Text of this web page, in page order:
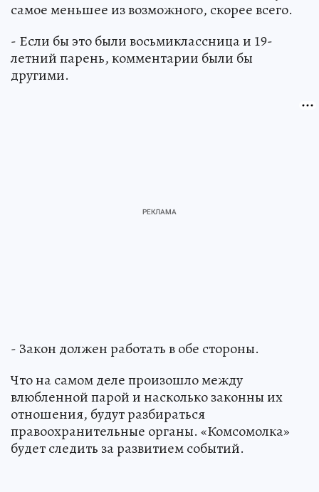
самое меньшее из возможного, скорее всего.
- Если бы это были восьмиклассница и 19-
летний парень, комментарии были бы
другими.
- Закон должен работать в обе стороны.
Что на самом деле произошло между
влюбленной парой и насколько законны их
отношения, будут разбираться
правоохранительные органы. «Комсомолка»
будет следить за развитием событий.